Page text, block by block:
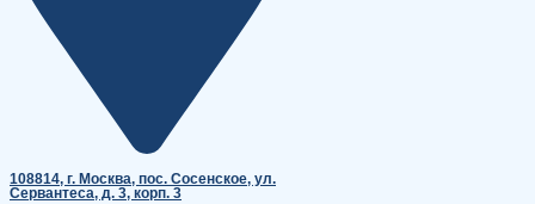
108814, г. Москва, поc. Сосенское, ул.
Сервантеса, д. 3, корп. 3